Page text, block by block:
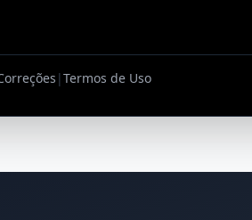
|Termos de Uso